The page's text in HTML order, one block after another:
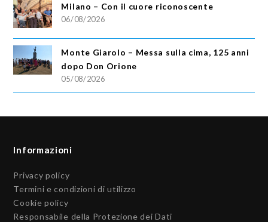
Milano – Con il cuore riconoscente
06/08/2026
Monte Giarolo – Messa sulla cima, 125 anni
dopo Don Orione
05/08/2026
Informazioni
Privacy policy
Termini e condizioni di utilizzo
Cookie policy
Responsabile della Protezione dei Dati